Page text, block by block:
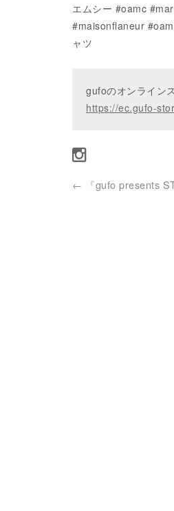
エムシー #oamc
#maisonflaneur
ャツ
gufoのオンライン
https://ec.gufo-
← 『gufo presents